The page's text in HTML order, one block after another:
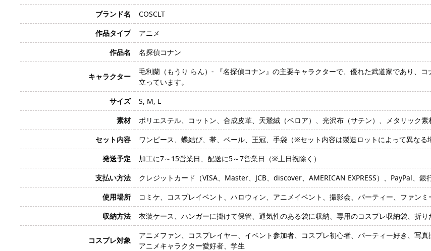
ブランド名
COSCLT
作品タイプ
アニメ
作品名
名探偵コナン
キャラクター
毛利蘭（もうり らん）- 『名探偵コナン』の主要キャラクターで、優れた武道家であり、
立っています。
サイズ
S, M, L
素材
ポリエステル、コットン、合成皮革、天鵞絨（ベロア）、光沢布（サテン）、メタリック素
セット内容
ワンピース、蝶結び、帯、ベール、王冠、手袋（※セット内容は製造ロットによって異なる
発送予定
加工に7～15営業日、配送に5～7営業日（※土日祝除く）
支払い方法
クレジットカード（VISA、Master、JCB、discover、AMERICAN EXPRESS）、PayPal、銀
使用場所
コミケ、コスプレイベント、ハロウィン、アニメイベント、撮影会、パーティー、ファン
収納方法
衣装ケース、ハンガーに掛けて保管、通気性のある袋に収納、専用のコスプレ収納袋、折り
コスプレ対象
アニメファン、コスプレイヤー、イベント参加者、コスプレ初心者、パーティー好き、写
アニメキャラクター愛好者、学生